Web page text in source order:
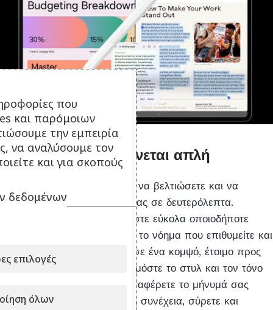
Η έξυπνη γραφή, γίνεται απλή
Το Writing Assist σάς βοηθά να βελτιώσετε και να
μεταμορφώσετε το κείμενό σας σε δευτερόλεπτα.
Δημιουργήστε και αναθεωρήστε εύκολα οποιοδήποτε
κείμενο ώστε να ταιριάζει με το νόημα που επιθυμείτε και
μετατρέψτε τις σκέψεις σας σε ένα κομψό, έτοιμο προς
χρήση περιεχόμενο. Προσαρμόστε το στυλ και τον τόνο
με λίγα πατήματα, για να μεταφέρετε το μήνυμά σας
ακριβώς όπως το θέλετε. Στη συνέχεια, σύρετε και
που
και παρόμοιων
την εμπειρία
να αναλύσουμε τον
και για σκοπούς
δεδομένων
επιλογές
όλων